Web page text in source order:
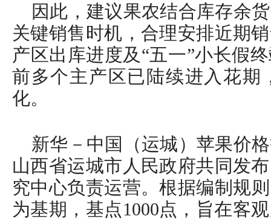
因此，建议果农结合库存余
关键销售时机，合理安排近期
产区出库进度及“五一”小长假
前多个主产区已陆续进入花期
化。
新华－中国（运城）苹果价
山西省运城市人民政府共同发
究中心负责运营。根据编制规
为基期，基点1000点，旨在客